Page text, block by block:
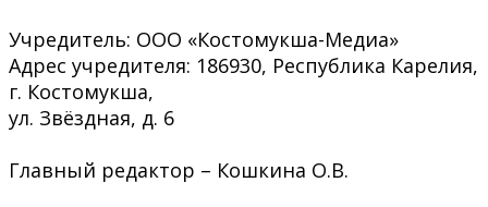
Учредитель: ООО «Костомукша-Медиа»
Адрес учредителя: 186930, Республика Карелия,
г. Костомукша,
ул. Звёздная, д. 6
Главный редактор – Кошкина О.В.